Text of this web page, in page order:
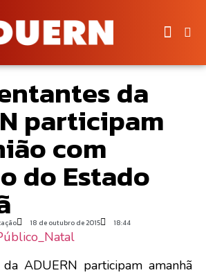
da
participam
com
do Estado
18 de outubro de 2015 18:44
da ADUERN participam amanhã